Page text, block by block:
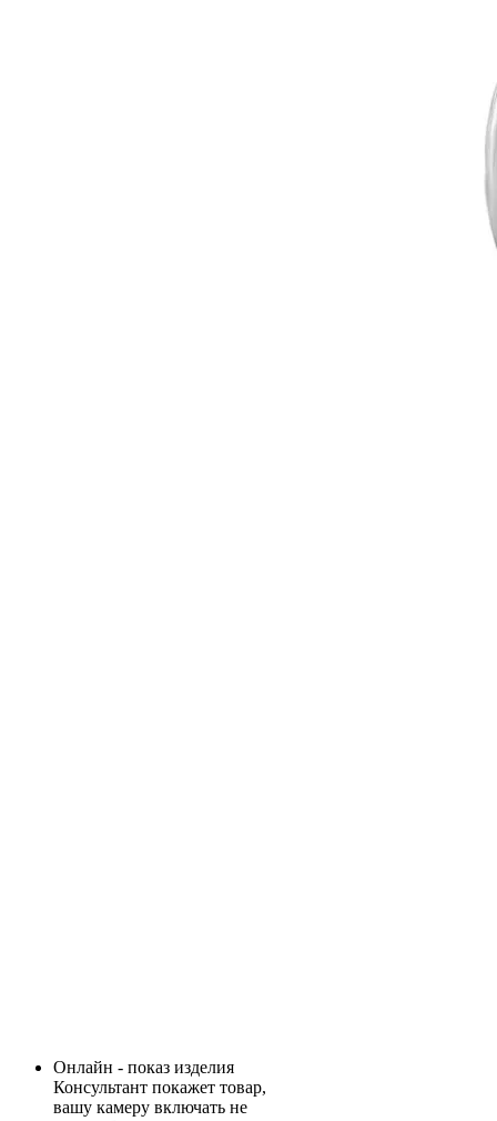
Онлайн - показ изделия
Консультант покажет товар,
вашу камеру включать не